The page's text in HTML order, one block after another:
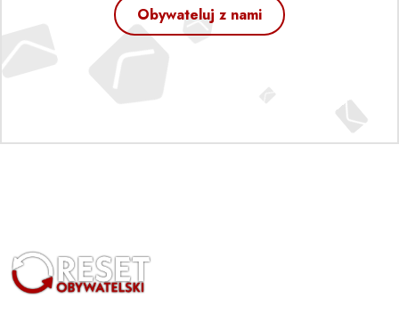
Obywateluj z nami